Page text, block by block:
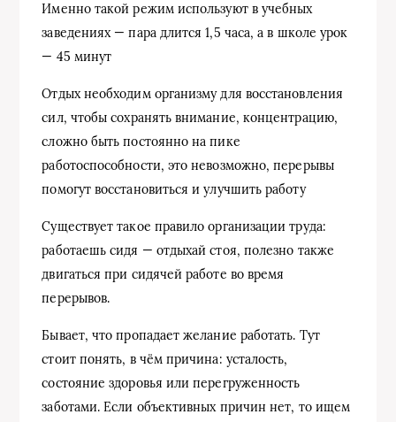
Именно такой режим используют в учебных
заведениях — пара длится 1,5 часа, а в школе урок
— 45 минут
Отдых необходим организму для восстановления
сил, чтобы сохранять внимание, концентрацию,
сложно быть постоянно на пике
работоспособности, это невозможно, перерывы
помогут восстановиться и улучшить работу
Существует такое правило организации труда:
работаешь сидя — отдыхай стоя, полезно также
двигаться при сидячей работе во время
перерывов.
Бывает, что пропадает желание работать. Тут
стоит понять, в чём причина: усталость,
состояние здоровья или перегруженность
заботами. Если объективных причин нет, то ищем